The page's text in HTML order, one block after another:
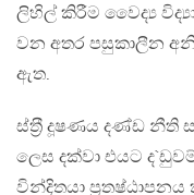
ලිහිල් කිරීම වෛද්‍ය
වන අතර පසුකාලීන
ඇත.
ස්ත‍්‍රී දූෂණය දණ්ඩ නීති
ලෙස දක්වා එයට
වින්දිතයා